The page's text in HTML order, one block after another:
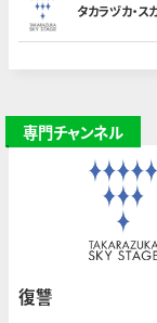
タカラヅカ・ス
専門チャンネル
復讐